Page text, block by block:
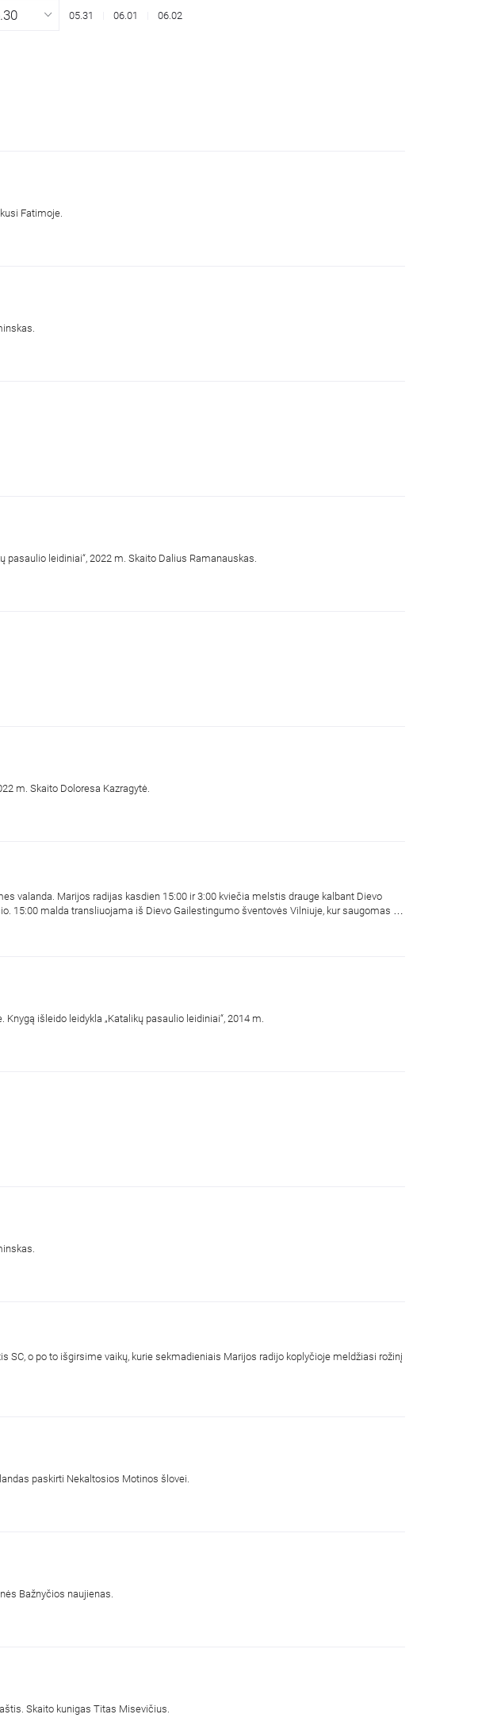
05.31 06.01 06.02
Fatimoje.
leidiniai“, 2022 m. Skaito Dalius Ramanauskas.
m. Skaito Doloresa Kazragytė.
valanda. Marijos radijas kasdien 15:00 ir 3:00 kviečia melstis drauge kalbant Dievo
15:00 malda transliuojama iš Dievo Gailestingumo šventovės Vilniuje, kur saugomas ir
išleido leidykla „Katalikų pasaulio leidiniai“, 2014 m.
SC, o po to išgirsime vaikų, kurie sekmadieniais Marijos radijo koplyčioje meldžiasi rožinį
paskirti Nekaltosios Motinos šlovei.
Bažnyčios naujienas.